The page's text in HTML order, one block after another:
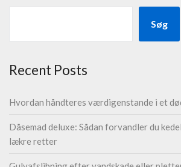
Søg
Recent Posts
Hvordan håndteres værdigenstande i et
Dåsemad deluxe: Sådan forvandler du
lækre retter